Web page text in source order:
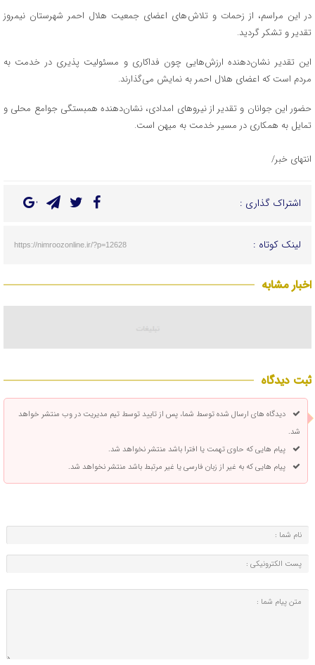
در این مراسم، از زحمات و تلاش‌های اعضای جمعیت هلال احمر شهرستان نیمروز
تقدیر و تشکر گردید.
این تقدیر نشان‌دهنده ارزش‌هایی چون فداکاری و مسئولیت‌ پذیری در خدمت به
مردم است که اعضای هلال احمر به نمایش می‌گذارند.
حضور این جوانان و تقدیر از نیروهای امدادی، نشان‌دهنده همبستگی جوامع محلی و
تمایل به همکاری در مسیر خدمت به میهن است.
انتهای خبر/
اشتراک گذاری :
لینک کوتاه : https://nimroozonline.ir/?p=12628
اخبار مشابه
ثبت دیدگاه
دیدگاه های ارسال شده توسط شما، پس از تایید توسط تیم مدیریت در وب منتشر خواهد
شد.
پیام هایی که حاوی تهمت یا افترا باشد منتشر نخواهد شد.
پیام هایی که به غیر از زبان فارسی یا غیر مرتبط باشد منتشر نخواهد شد.